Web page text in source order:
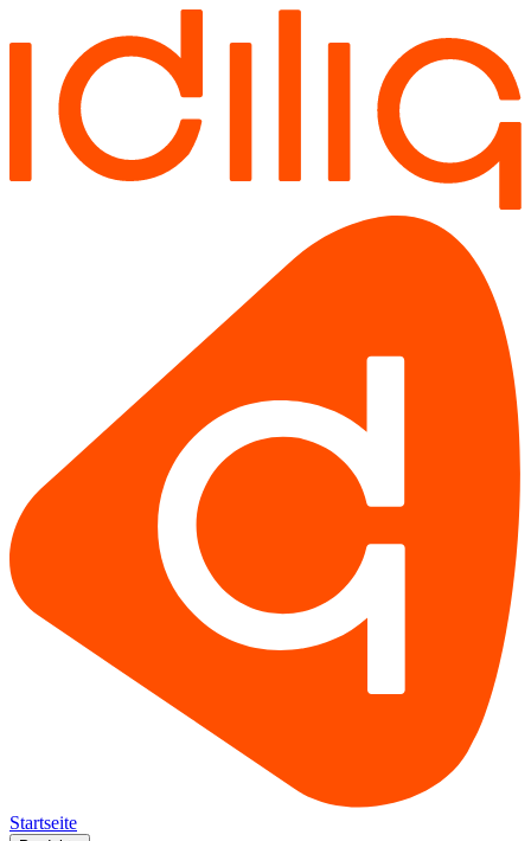
Startseite